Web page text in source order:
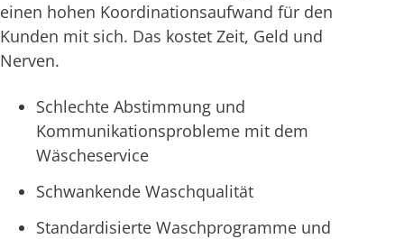
einen hohen Koordinationsaufwand für den
Kunden mit sich. Das kostet Zeit, Geld und
Nerven.
Schlechte Abstimmung und
Kommunikationsprobleme mit dem
Wäscheservice
Schwankende Waschqualität
Standardisierte Waschprogramme und